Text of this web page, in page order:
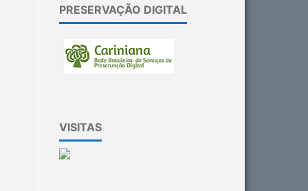
PRESERVAÇÃO DIGITAL
VISITAS